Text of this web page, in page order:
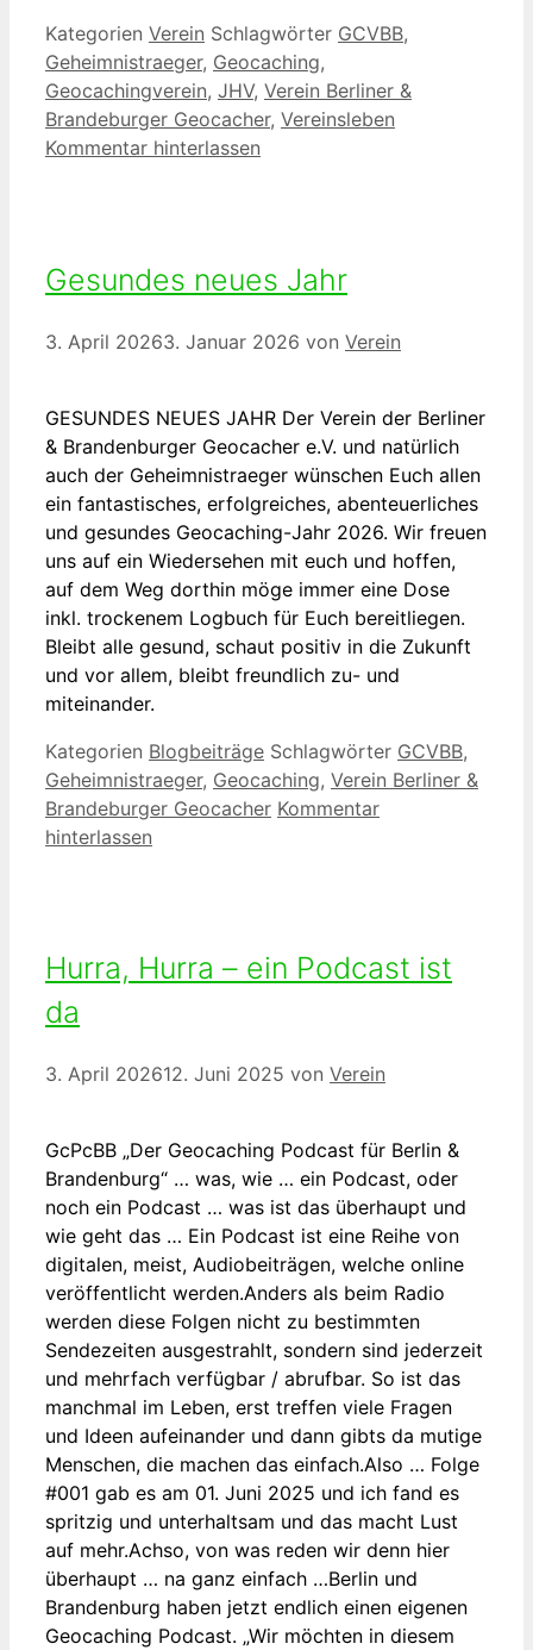
Kategorien Verein Schlagwörter GCVBB,
Geheimnistraeger, Geocaching,
Geocachingverein, JHV, Verein Berliner &
Brandeburger Geocacher, Vereinsleben
Kommentar hinterlassen
Gesundes neues Jahr
3. April 20263. Januar 2026 von Verein
GESUNDES NEUES JAHR Der Verein der Berliner
& Brandenburger Geocacher e.V. und natürlich
auch der Geheimnistraeger wünschen Euch allen
ein fantastisches, erfolgreiches, abenteuerliches
und gesundes Geocaching-Jahr 2026. Wir freuen
uns auf ein Wiedersehen mit euch und hoffen,
auf dem Weg dorthin möge immer eine Dose
inkl. trockenem Logbuch für Euch bereitliegen.
Bleibt alle gesund, schaut positiv in die Zukunft
und vor allem, bleibt freundlich zu- und
miteinander.
Kategorien Blogbeiträge Schlagwörter GCVBB,
Geheimnistraeger, Geocaching, Verein Berliner &
Brandeburger Geocacher Kommentar
hinterlassen
Hurra, Hurra – ein Podcast ist
da
3. April 202612. Juni 2025 von Verein
GcPcBB „Der Geocaching Podcast für Berlin &
Brandenburg“ … was, wie … ein Podcast, oder
noch ein Podcast … was ist das überhaupt und
wie geht das … Ein Podcast ist eine Reihe von
digitalen, meist, Audiobeiträgen, welche online
veröffentlicht werden.Anders als beim Radio
werden diese Folgen nicht zu bestimmten
Sendezeiten ausgestrahlt, sondern sind jederzeit
und mehrfach verfügbar / abrufbar. So ist das
manchmal im Leben, erst treffen viele Fragen
und Ideen aufeinander und dann gibts da mutige
Menschen, die machen das einfach.Also … Folge
#001 gab es am 01. Juni 2025 und ich fand es
spritzig und unterhaltsam und das macht Lust
auf mehr.Achso, von was reden wir denn hier
überhaupt … na ganz einfach …Berlin und
Brandenburg haben jetzt endlich einen eigenen
Geocaching Podcast. „Wir möchten in diesem